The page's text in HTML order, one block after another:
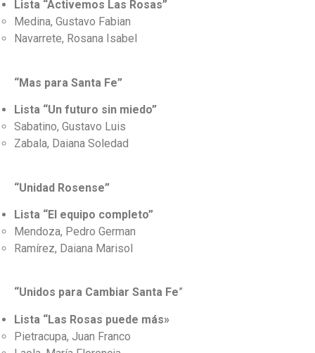
Lista “Activemos Las Rosas”
Medina, Gustavo Fabian
Navarrete, Rosana Isabel
“Mas para Santa Fe”
Lista “Un futuro sin miedo”
Sabatino, Gustavo Luis
Zabala, Daiana Soledad
“Unidad Rosense”
Lista “El equipo completo”
Mendoza, Pedro German
Ramírez, Daiana Marisol
“Unidos para Cambiar Santa Fe”
Lista “Las Rosas puede más»
Pietracupa, Juan Franco